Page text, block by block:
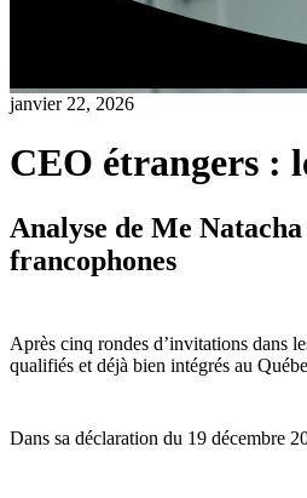
janvier 22, 2026
CEO étrangers :
Analyse de Me
francophones
Après cinq rondes d’invitations dans
qualifiés et déjà bien intégrés au
Dans sa déclaration du 19 décembre